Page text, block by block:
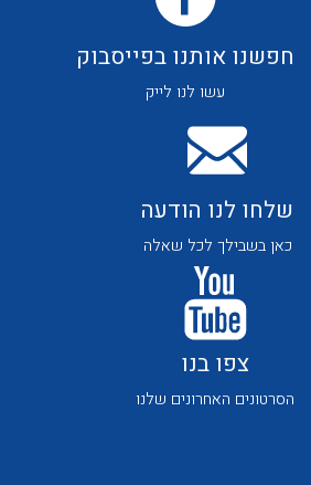
לכל מוצרי היצרן
לכל מוצרי היצרן
חפשנו אותנו בפייסבוק
עשו לנו לייק
שלחו לנו הודעה
כאן בשבילך לכל שאלה
צפו בנו
הסרטונים האחרונים שלנו